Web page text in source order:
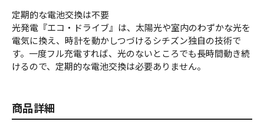
定期的な電池交換は不要
光発電『エコ・ドライブ』は、太陽光や室内のわずかな光を
電気に換え、時計を動かしつづけるシチズン独自の技術で
す。一度フル充電すれば、光のないところでも長時間動き続
けるので、定期的な電池交換は必要ありません。
商品詳細